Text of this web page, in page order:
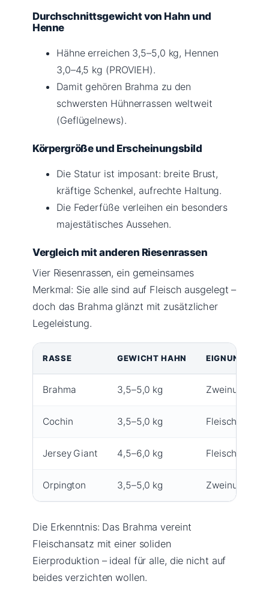
Durchschnittsgewicht von Hahn und
Henne
Hähne erreichen 3,5–5,0 kg, Hennen
3,0–4,5 kg (PROVIEH).
Damit gehören Brahma zu den
schwersten Hühnerrassen weltweit
(Geflügelnews).
Körpergröße und Erscheinungsbild
Die Statur ist imposant: breite Brust,
kräftige Schenkel, aufrechte Haltung.
Die Federfüße verleihen ein besonders
majestätisches Aussehen.
Vergleich mit anderen Riesenrassen
Vier Riesenrassen, ein gemeinsames
Merkmal: Sie alle sind auf Fleisch ausgelegt –
doch das Brahma glänzt mit zusätzlicher
Legeleistung.
RASSE GEWICHT HAHN EIGNUNG
Brahma 3,5–5,0 kg Zweinutzung
Cochin 3,5–5,0 kg Fleisch,
Jersey Giant 4,5–6,0 kg Fleisch
Orpington 3,5–5,0 kg Zweinutzung,
Die Erkenntnis: Das Brahma vereint
Fleischansatz mit einer soliden
Eierproduktion – ideal für alle, die nicht auf
beides verzichten wollen.